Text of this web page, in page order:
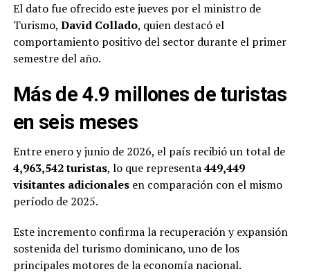
El dato fue ofrecido este jueves por el ministro de
Turismo, David Collado, quien destacó el
comportamiento positivo del sector durante el primer
semestre del año.
Más de 4.9 millones de turistas
en seis meses
Entre enero y junio de 2026, el país recibió un total de
4,963,542 turistas, lo que representa449,449
visitantes adicionalesen comparación con el mismo
período de 2025.
Este incremento confirma la recuperación y expansión
sostenida del turismo dominicano, uno de los
principales motores de la economía nacional.